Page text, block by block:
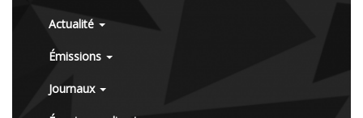
Actualité
Émissions
Journaux